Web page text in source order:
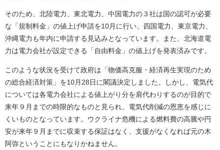
そのため、北陸電力、東北電力、中国電力の３社は国の認可が必要
な「規制料金」の値上げ申請を10月に行い、四国電力、東京電力、
沖縄電力も年内に申請する見込みとなっています。また、北海道電
力は電力会社が設定できる「自由料金」の値上げを発表済みです。
このような状況を受けて政府は「物価高克服・経済再生実現のため
の総合経済対策」を10月28日に閣議決定しました。しかし、電気代
については各電力会社による値上がり分を肩代わりするのが目的で
来年９月までの時限的なものと見られ、電気代削減の恩恵を感じに
くいものとなっています。ウクライナ危機による燃料費の高騰や円
安が来年９月までに収束する保証はなく、支援がなくなれば元の木
阿弥ということにもなりかねません。